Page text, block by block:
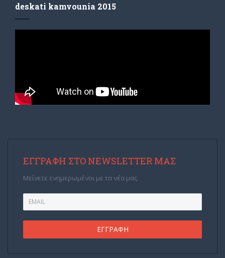
deskati kamvounia 2015
ΕΓΓΡΑΦΉ ΣΤΟ NEWSLETTER ΜΑΣ
Μείνετε ενημερωμένοι με τα νέα μας